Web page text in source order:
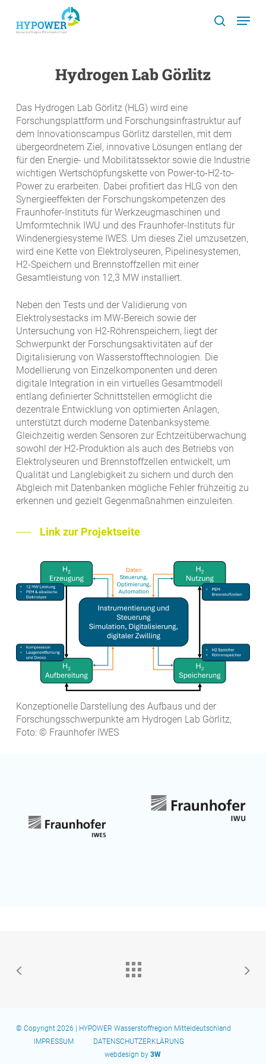
main
search
Menu
Hydrogen Lab Görlitz
Das Hydrogen Lab Görlitz (HLG) wird eine
Forschungsplattform und Forschungsinfrastruktur auf
dem Innovationscampus Görlitz darstellen, mit dem
übergeordnetem Ziel, innovative Lösungen entlang der
für den Energie- und Mobilitätssektor sowie die Industrie
wichtigen Wertschöpfungskette von Power-to-H2-to-
Power zu erarbeiten. Dabei profitiert das HLG von den
Synergieeffekten der Forschungskompetenzen des
Fraunhofer-Instituts für Werkzeugmaschinen und
Umformtechnik IWU und des Fraunhofer-Instituts für
Windenergiesysteme IWES. Um dieses Ziel umzusetzen,
wird eine Kette von Elektrolyseuren, Pipelinesystemen,
H2-Speichern und Brennstoffzellen mit einer
Gesamtleistung von 12,3 MW installiert.
Neben den Tests und der Validierung von
Elektrolysestacks im MW-Bereich sowie der
Untersuchung von H2-Röhrenspeichern, liegt der
Schwerpunkt der Forschungsaktivitäten auf der
Digitalisierung von Wasserstofftechnologien. Die
Modellierung von Einzelkomponenten und deren
digitale Integration in ein virtuelles Gesamtmodell
entlang definierter Schnittstellen ermöglicht die
dezentrale Entwicklung von optimierten Anlagen,
unterstützt durch moderne Datenbanksysteme.
Gleichzeitig werden Sensoren zur Echtzeitüberwachung
sowohl der H2-Produktion als auch des Betriebs von
Elektrolyseuren und Brennstoffzellen entwickelt, um
Qualität und Langlebigkeit zu sichern und durch den
Abgleich mit Datenbanken mögliche Fehler frühzeitig zu
erkennen und gezielt Gegenmaßnahmen einzuleiten.
Link zur Projektseite
Konzeptionelle Darstellung des Aufbaus und der
Forschungsschwerpunkte am Hydrogen Lab Görlitz,
Foto: © Fraunhofer IWES
© Copyright 2026 | HYPOWER Wasserstoffregion Mitteldeutschland
IMPRESSUM
DATENSCHUTZERKLÄRUNG
webdesign by3W